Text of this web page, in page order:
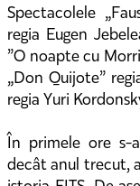
Spectacolele
regia Eugen
”O noapte cu
„Don Quijote”
regia Yuri
În primele ore s-
decât anul trecut,